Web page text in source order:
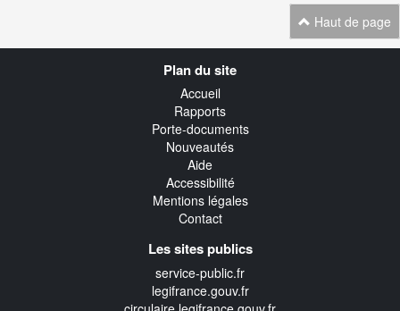
Haut de page
Plan du site
Accueil
Rapports
Porte-documents
Nouveautés
Aide
Accessibilité
Mentions légales
Contact
Les sites publics
service-public.fr
legifrance.gouv.fr